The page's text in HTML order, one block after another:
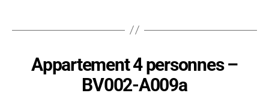
Appartement 4 personnes –
BV002-A009a